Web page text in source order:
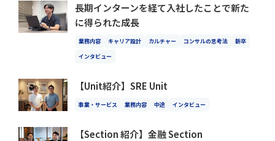
長期インターンを経て入社したことで新た
に得られた成長
業務内容 キャリア設計 カルチャー コンサルの思考法
新卒
インタビュー
【Unit紹介】SRE Unit
事業・サービス 業務内容 中途 インタビュー
【Section 紹介】金融 Section